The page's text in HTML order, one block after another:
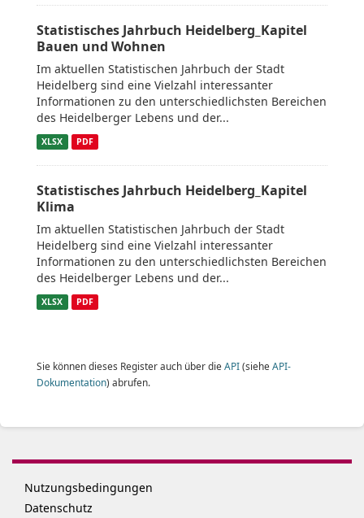
Statistisches Jahrbuch Heidelberg_Kapitel
Bauen und Wohnen
Im aktuellen Statistischen Jahrbuch der Stadt
Heidelberg sind eine Vielzahl interessanter
Informationen zu den unterschiedlichsten Bereichen
des Heidelberger Lebens und der...
XLSX PDF
Statistisches Jahrbuch Heidelberg_Kapitel
Klima
Im aktuellen Statistischen Jahrbuch der Stadt
Heidelberg sind eine Vielzahl interessanter
Informationen zu den unterschiedlichsten Bereichen
des Heidelberger Lebens und der...
XLSX PDF
Sie können dieses Register auch über die API(siehe API-
Dokumentation) abrufen.
Nutzungsbedingungen
Datenschutz